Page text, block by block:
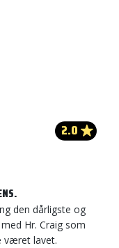
2.0
den dårligste og
Hr. Craig som
været lavet.